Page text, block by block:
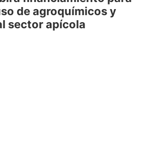
de agroquímicos y
sector apícola